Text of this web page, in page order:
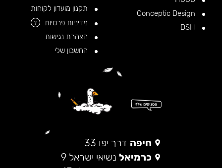
תקנון מועדון לקוחות
מדיניות פרטיות
?
הצהרת נגישות
החשבון שלי
חיפה דרך יפו 33
כרמיאל נשיאי ישראל 9